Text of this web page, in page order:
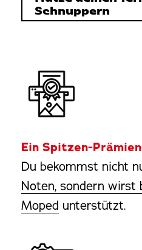
Schnuppern
Ein Spitzen-
Du bekommst nicht
Noten, sondern wirst
Moped unterstützt.